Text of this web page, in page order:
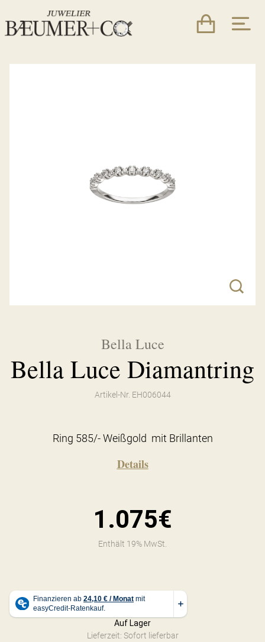
Bella Luce
Bella Luce Diamantring
Artikel-Nr. EH006044
Ring 585/- Weißgold mit Brillanten
Details
1.075€
Enthält 19% MwSt.
Auf Lager
Lieferzeit: Sofort lieferbar